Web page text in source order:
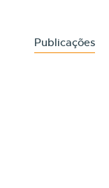
Publicações